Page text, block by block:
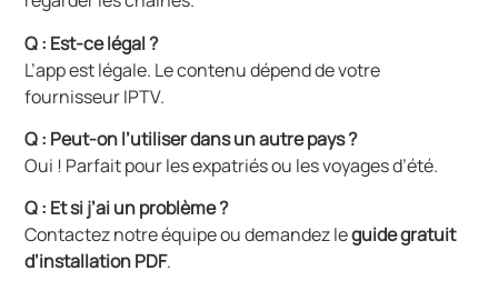
Q : Est-ce légal ?
L’app est légale. Le contenu dépend de votre
fournisseur IPTV.
Q : Peut-on l’utiliser dans un autre pays ?
Oui ! Parfait pour les expatriés ou les voyages d’été.
Q : Et si j’ai un problème ?
Contactez notre équipe ou demandez leguide gratuit
d’installation PDF.